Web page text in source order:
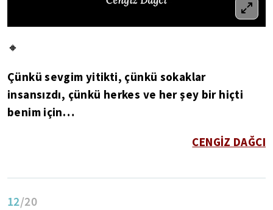
🔸
Çünkü sevgim yitikti, çünkü sokaklar
insansızdı, çünkü herkes ve her şey bir hiçti
benim için…
CENGİZ DAĞCI
12/20